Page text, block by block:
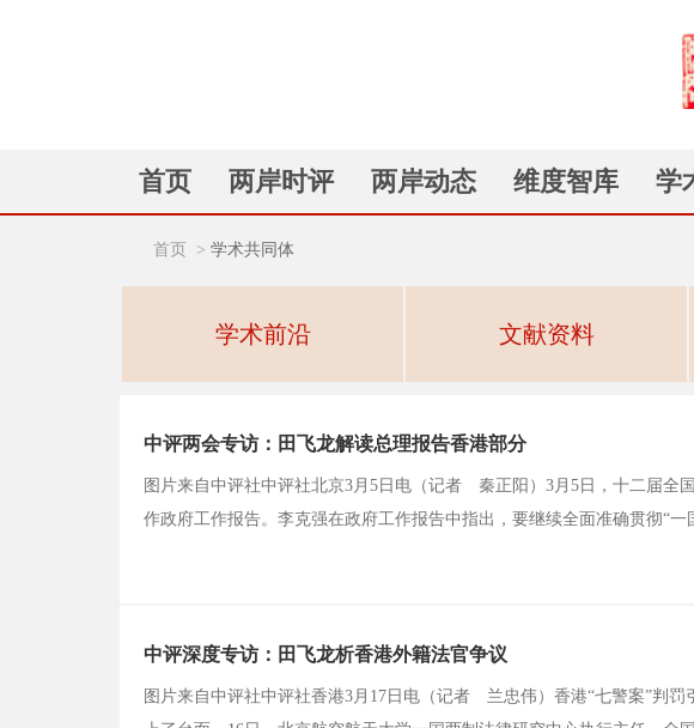
首页 两岸时评 两岸动态 维度智库 学
首页 > 学术共同体
学术前沿 文献资料
中评两会专访：田飞龙解读总理报告香港部分
图片来自中评社中评社北京3月5日电（记者 秦正阳）3月5日，十二届全
作政府工作报告。李克强在政府工作报告中指出，要继续全面准确贯彻“一
中评深度专访：田飞龙析香港外籍法官争议
图片来自中评社中评社香港3月17日电（记者 兰忠伟）香港“七警案”判